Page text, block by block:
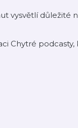
vysvětlí důležité
Chytré